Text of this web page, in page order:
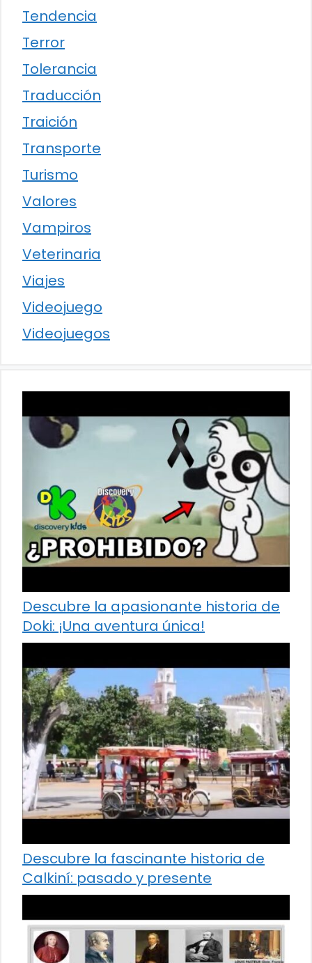
Tendencia
Terror
Tolerancia
Traducción
Traición
Transporte
Turismo
Valores
Vampiros
Veterinaria
Viajes
Videojuego
Videojuegos
Descubre la apasionante historia de
Doki: ¡Una aventura única!
Descubre la fascinante historia de
Calkiní: pasado y presente